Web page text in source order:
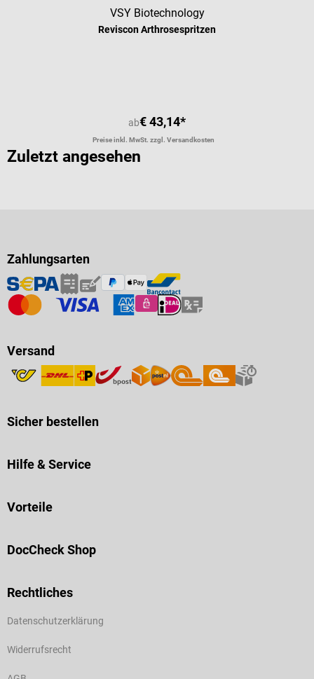
VSY Biotechnology
Reviscon Arthrosespritzen
ab€ 43,14*
Preise inkl. MwSt. zzgl. Versandkosten
Zuletzt angesehen
Zahlungsarten
Versand
Sicher bestellen
Hilfe & Service
Vorteile
DocCheck Shop
Rechtliches
Datenschutzerklärung
Widerrufsrecht